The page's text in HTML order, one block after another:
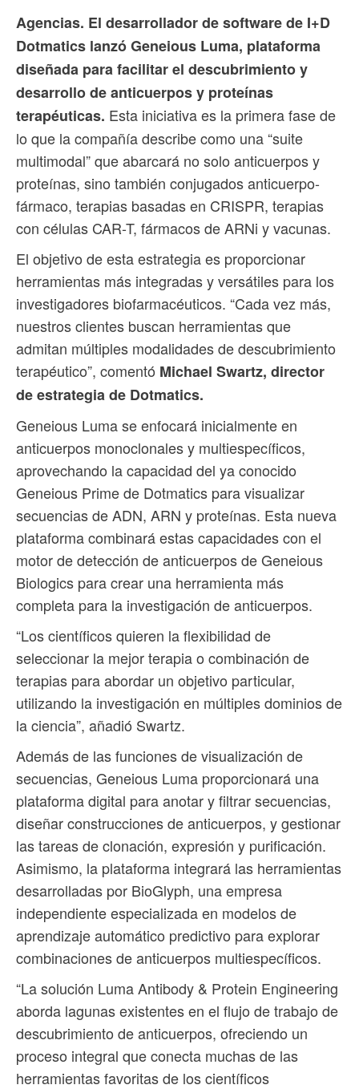
Agencias. El desarrollador de software de I+D
Dotmatics lanzó Geneious Luma, plataforma
diseñada para facilitar el descubrimiento y
desarrollo de anticuerpos y proteínas
terapéuticas. Esta iniciativa es la primera fase de
lo que la compañía describe como una “suite
multimodal” que abarcará no solo anticuerpos y
proteínas, sino también conjugados anticuerpo-
fármaco, terapias basadas en CRISPR, terapias
con células CAR-T, fármacos de ARNi y vacunas.
El objetivo de esta estrategia es proporcionar
herramientas más integradas y versátiles para los
investigadores biofarmacéuticos. “Cada vez más,
nuestros clientes buscan herramientas que
admitan múltiples modalidades de descubrimiento
terapéutico”, comentó Michael Swartz, director
de estrategia de Dotmatics.
Geneious Luma se enfocará inicialmente en
anticuerpos monoclonales y multiespecíficos,
aprovechando la capacidad del ya conocido
Geneious Prime de Dotmatics para visualizar
secuencias de ADN, ARN y proteínas. Esta nueva
plataforma combinará estas capacidades con el
motor de detección de anticuerpos de Geneious
Biologics para crear una herramienta más
completa para la investigación de anticuerpos.
“Los científicos quieren la flexibilidad de
seleccionar la mejor terapia o combinación de
terapias para abordar un objetivo particular,
utilizando la investigación en múltiples dominios de
la ciencia”, añadió Swartz.
Además de las funciones de visualización de
secuencias, Geneious Luma proporcionará una
plataforma digital para anotar y filtrar secuencias,
diseñar construcciones de anticuerpos, y gestionar
las tareas de clonación, expresión y purificación.
Asimismo, la plataforma integrará las herramientas
desarrolladas por BioGlyph, una empresa
independiente especializada en modelos de
aprendizaje automático predictivo para explorar
combinaciones de anticuerpos multiespecíficos.
“La solución Luma Antibody & Protein Engineering
aborda lagunas existentes en el flujo de trabajo de
descubrimiento de anticuerpos, ofreciendo un
proceso integral que conecta muchas de las
herramientas favoritas de los científicos